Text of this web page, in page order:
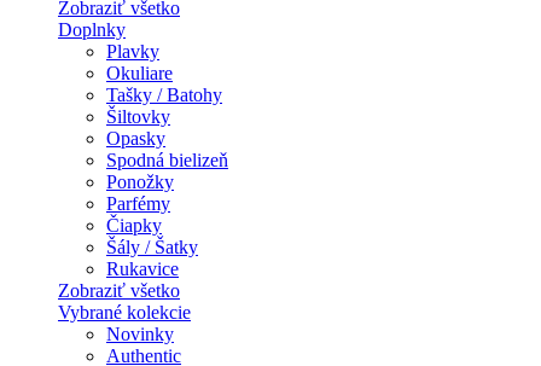
Zobraziť všetko
Doplnky
Plavky
Okuliare
Tašky / Batohy
Šiltovky
Opasky
Spodná bielizeň
Ponožky
Parfémy
Čiapky
Šály / Šatky
Rukavice
Zobraziť všetko
Vybrané kolekcie
Novinky
Authentic